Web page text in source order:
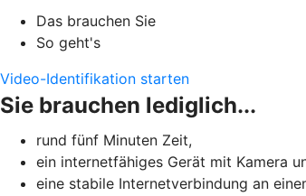
Das brauchen Sie
So geht's
Video-Identifikation starten
Sie brauchen lediglich...
rund fünf Minuten Zeit,
ein internetfähiges Gerät mit Kamera
eine stabile Internetverbindung an